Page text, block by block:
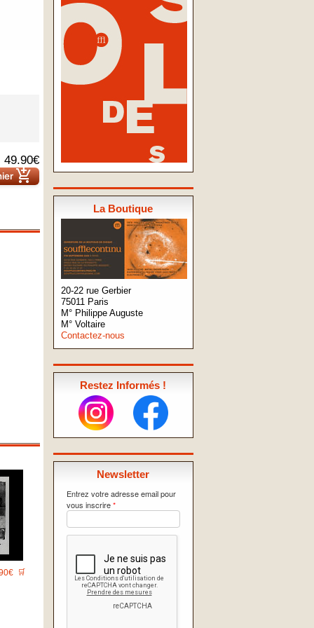
La Boutique
20-22 rue Gerbier
75011 Paris
M° Philippe Auguste
M° Voltaire
Contactez-nous
Restez Informés !
Newsletter
Entrez votre adresse email pour
vous inscrire*
49.90€
add_shopping_cart
🛒